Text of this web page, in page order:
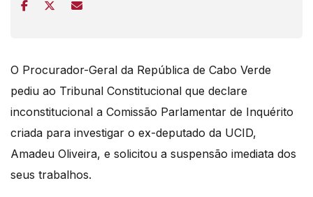
O Procurador-Geral da República de Cabo Verde
pediu ao Tribunal Constitucional que declare
inconstitucional a Comissão Parlamentar de Inquérito
criada para investigar o ex-deputado da UCID,
Amadeu Oliveira, e solicitou a suspensão imediata dos
seus trabalhos.